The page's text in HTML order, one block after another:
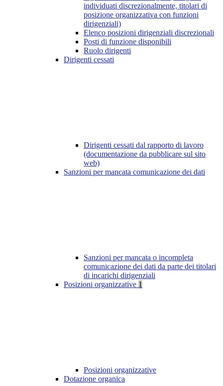
individuati discrezionalmente, titolari di
posizione organizzativa con funzioni
dirigenziali)
Elenco posizioni dirigenziali discrezionali
Posti di funzione disponibili
Ruolo dirigenti
Dirigenti cessati
Dirigenti cessati dal rapporto di lavoro
(documentazione da pubblicare sul sito
web)
Sanzioni per mancata comunicazione dei dati
Sanzioni per mancata o incompleta
comunicazione dei dati da parte dei titolari
di incarichi dirigenziali
Posizioni organizzative 1
Posizioni organizzative
Dotazione organica